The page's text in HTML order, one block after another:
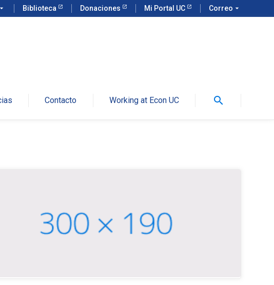
arrow_drop_down Biblioteca Donaciones Mi Portal UC Correo arrow_drop_down
Contacto Working at Econ UC search